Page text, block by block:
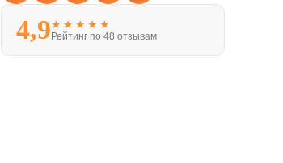
4,9★★★★★
Рейтинг по 48 отзывам